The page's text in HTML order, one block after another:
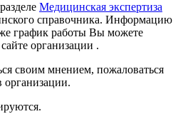
Медицинская экспертиза
справочника. Информацию
график работы Вы можете
организации .
своим мнением, пожаловаться
организации.